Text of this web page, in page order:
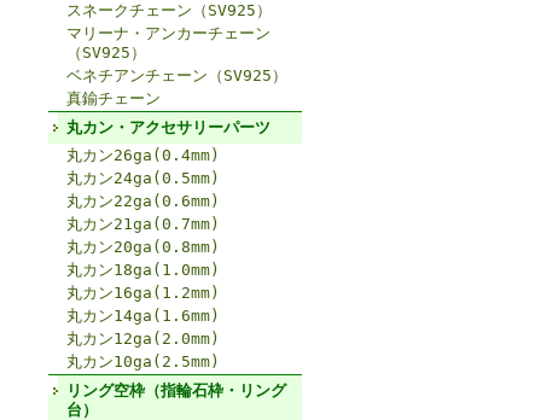
スネークチェーン（SV925）
マリーナ・アンカーチェーン
（SV925）
ベネチアンチェーン（SV925）
真鍮チェーン
丸カン・アクセサリーパーツ
丸カン26ga(0.4mm)
丸カン24ga(0.5mm)
丸カン22ga(0.6mm)
丸カン21ga(0.7mm)
丸カン20ga(0.8mm)
丸カン18ga(1.0mm)
丸カン16ga(1.2mm)
丸カン14ga(1.6mm)
丸カン12ga(2.0mm)
丸カン10ga(2.5mm)
リング空枠（指輪石枠・リング
台）